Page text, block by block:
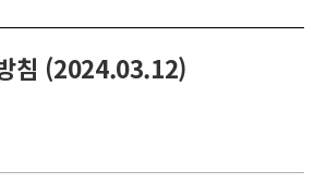
침 (2024.03.12)